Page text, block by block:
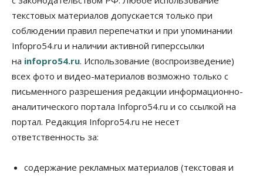
Жители Новосибирска смогут добровольно
повысить свою пенсию
07 Августа 2026, 11:30
Общество
Деньгами будут распоряжаться дети: в десяти
школах Новосибирской области введут
инициативное бюджетирование
07 Августа 2026, 11:00
заключили под стражу
текстовых материалов допускается только при
соблюдении правил перепечатки и при упоминании
Infopro54.ru и наличии активной гиперссылки
на infopro54.ru. Использование (воспроизведение)
всех фото и видео-материалов возможно только с
письменного разрешения редакции информационно-
аналитического портала Infopro54.ru и со ссылкой на
портал. Редакция Infopro54.ru не несет
ответственность за:
содержание рекламных материалов (текстовая и